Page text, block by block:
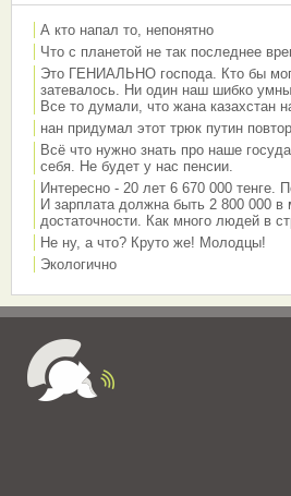
А кто напал то, непонятно
Что с планетой не так последнее
Это ГЕНИАЛЬНО господа. Кто бы
затевалось. Ни один наш шибко
Все то думали, что жана казахстан
нан придумал этот трюк путин
Всё что нужно знать про наше
себя. Не будет у нас пенсии.
Интересно - 20 лет 6 670 000 тенге.
И зарплата должна быть 2 800 000 в
достаточности. Как много людей в
Не ну, а что? Круто же! Молодцы!
Экологично